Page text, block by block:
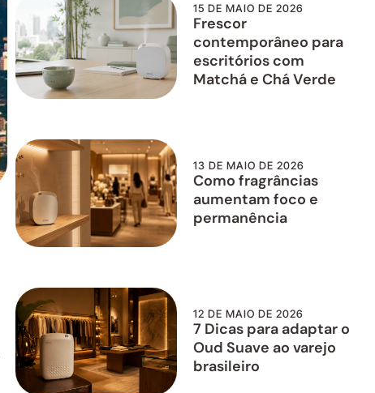
15 DE MAIO DE 2026
Frescor
contemporâneo para
escritórios com
Matchá e Chá Verde
13 DE MAIO DE 2026
Como fragrâncias
aumentam foco e
permanência
12 DE MAIO DE 2026
7 Dicas para adaptar o
Oud Suave ao varejo
brasileiro